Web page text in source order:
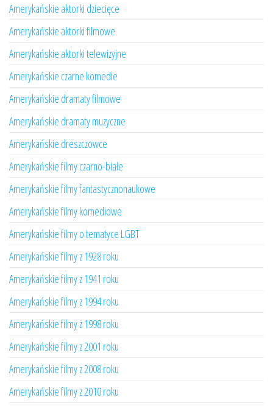
Amerykańskie aktorki dziecięce
Amerykańskie aktorki filmowe
Amerykańskie aktorki telewizyjne
Amerykańskie czarne komedie
Amerykańskie dramaty filmowe
Amerykańskie dramaty muzyczne
Amerykańskie dreszczowce
Amerykańskie filmy czarno-białe
Amerykańskie filmy fantastycznonaukowe
Amerykańskie filmy komediowe
Amerykańskie filmy o tematyce LGBT
Amerykańskie filmy z 1928 roku
Amerykańskie filmy z 1941 roku
Amerykańskie filmy z 1994 roku
Amerykańskie filmy z 1998 roku
Amerykańskie filmy z 2001 roku
Amerykańskie filmy z 2008 roku
Amerykańskie filmy z 2010 roku